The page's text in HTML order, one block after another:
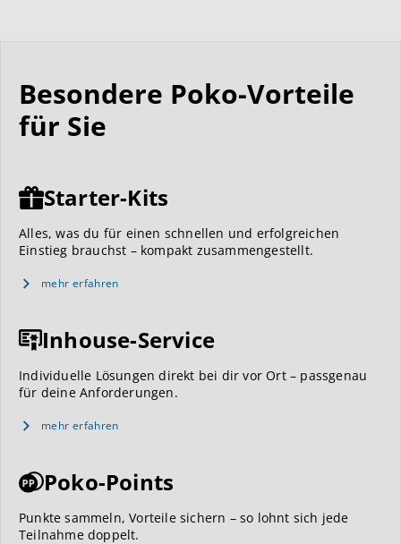
Besondere Poko-Vorteile
für Sie
Starter-Kits
Alles, was du für einen schnellen und erfolgreichen
Einstieg brauchst – kompakt zusammengestellt.
mehr erfahren
Inhouse-Service
Individuelle Lösungen direkt bei dir vor Ort – passgenau
für deine Anforderungen.
mehr erfahren
Poko-Points
Punkte sammeln, Vorteile sichern – so lohnt sich jede
Teilnahme doppelt.